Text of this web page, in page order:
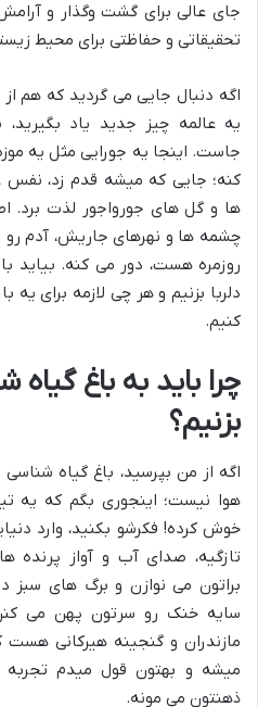
جای عالی برای گشت وگذار و
تحقیقاتی و حفاظتی برای محیط
اگه دنبال جایی می گردید که هم
یه عالمه چیز جدید یاد
جاست. اینجا یه جورایی مثل یه
کنه؛ جایی که میشه قدم زد،
ها و گل های جورواجور لذت برد.
چشمه ها و نهرهای جاریش، آدم رو
روزمره هست، دور می کنه. بیاید
دلربا بزنیم و هر چی لازمه برای
کنیم.
چرا باید به باغ
بزنیم؟
اگه از من بپرسید، باغ گیاه
هوا نیست؛ اینجوری بگم که یه
خوش کرده! فکرشو بکنید، وارد
تازگیه، صدای آب و آواز پرنده
براتون می نوازن و برگ های
سایه خنک رو سرتون پهن می
مازندران و گنجینه هیرکانی هست
میشه و بهتون قول میدم
ذهنتون می مونه.